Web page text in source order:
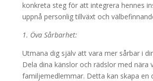
konkreta steg för att integrera hennes
uppnå personlig tillväxt och
1. Öva Sårbarhet:
Utmana dig själv att vara mer sårbar i
Dela dina känslor och rädslor med nära
familjemedlemmar. Detta kan skapa en